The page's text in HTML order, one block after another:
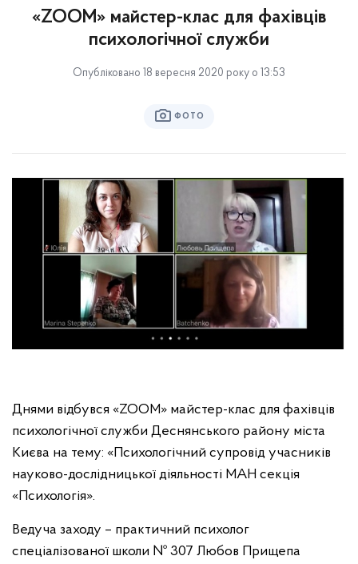
«ZOOM» майстер-клас для фахівців
психологічної служби
Опубліковано 18 вересня 2020 року о 13:53
ФОТО
Днями відбувся «ZOOM» майстер-клас для фахівців
психологічної служби Деснянського району міста
Києва на тему: «Психологічний супровід учасників
науково-дослідницької діяльності МАН секція
«Психологія».
Ведуча заходу – практичний психолог
спеціалізованої школи № 307 Любов Прищепа